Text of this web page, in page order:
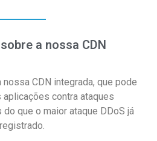
a nossa CDN
CDN integrada, que pode
contra ataques
que o maior ataque DDoS já
registrado.